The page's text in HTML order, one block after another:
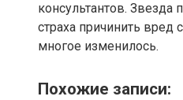
консультантов. Звезда
страха причинить вред
многое изменилось.
Похожие записи: